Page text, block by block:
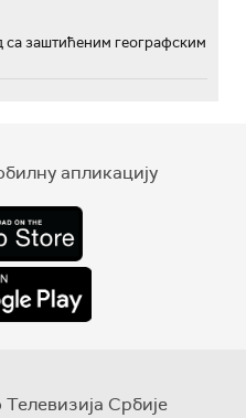
заштићеним географским
апликацију
Србије